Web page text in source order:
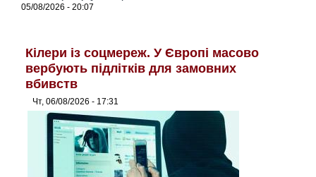
05/08/2026 - 20:07
Кілери із соцмереж. У Європі масово
вербують підлітків для замовних
вбивств
Чт, 06/08/2026 - 17:31